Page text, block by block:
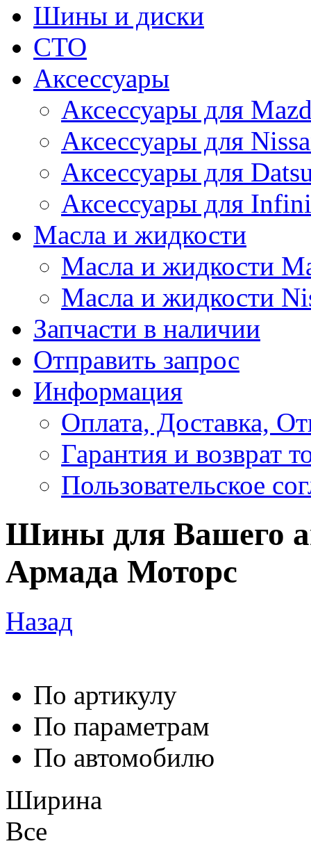
Шины и диски
СТО
Аксессуары
Аксессуары для
Аксессуары для
Аксессуары для
Аксессуары для
Масла и жидкости
Масла и жидкости
Масла и жидкости
Запчасти в наличии
Отправить запрос
Информация
Оплата, Доставка,
Гарантия и возврат
Пользовательское
Шины для Вашего
Армада Моторс
Назад
По артикулу
По параметрам
По автомобилю
Ширина
Все